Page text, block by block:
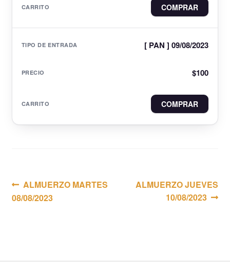
COMPRAR
[ PAN ] 09/08/2023
$100
COMPRAR
Navegación
de
Anterior:
ALMUERZO MARTES
08/08/2023
Siguiente:
ALMUERZO JUEVES
10/08/2023